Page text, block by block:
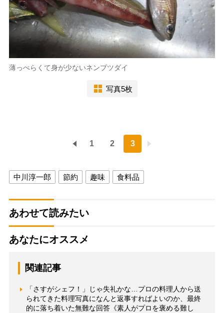
薄っぺらくて身が少ないネンブツダイ
写真5枚
1 2 3
中川淳一郎 節約 趣味 食料品
あわせて読みたい
あなたにオススメ
関連記事
「さすがシェフ！」じゃ失礼かな…プロの料理人から送
られてきた料理写真になんと返事すればよいのか、最終
的に落ち着いた無難な回答《素人がプロを褒める難し